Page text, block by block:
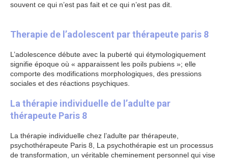
souvent ce qui n’est pas fait et ce qui n’est pas dit.
Therapie de l’adolescent par thérapeute paris 8
L’adolescence débute avec la puberté qui étymologiquement
signifie époque où « apparaissent les poils pubiens »; elle
comporte des modifications morphologiques, des pressions
sociales et des réactions psychiques.
La thérapie individuelle de l’adulte par
thérapeute Paris 8
La thérapie individuelle chez l’adulte par thérapeute,
psychothérapeute Paris 8, La psychothérapie est un processus
de transformation, un véritable cheminement personnel qui vise